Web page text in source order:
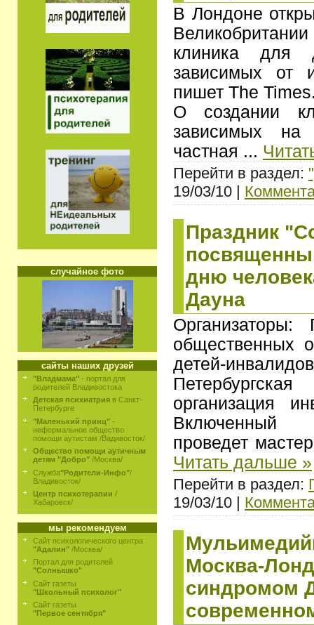
случайное фото
сайты наших друзей
"Владмама" - портал для
родителей Владивостока
Детская психиатрия в Санкт-
Петербурге
"Маленький принц" -
неформальное общество
помощи аутистам /Вадивосток/
Общество помощи аутичным
детям "Добро" /Москва/
Служба"Родители-Инфо"/
Владивосток/
Центр психотерапии /
Хабаровск/
мы рекомендуем
Сайт психологического центра
"Адалин" /Москва/
Портал для родителей
"Солнышко"
Сайт газеты
"Школьный психолог"
Сайт газеты
"Первое сентября"
В Лондоне
клиника для
зависимых от
пишет The
О создании
зависимых на
частная ...
Перейти в раздел:
19/03/10 |
Праздник
дню
Дауна
Организаторы:
общественных
детей-
организация
Включенный
проведет
Читать дальше »
Перейти в раздел:
19/03/10 |
Москва-
синдромом